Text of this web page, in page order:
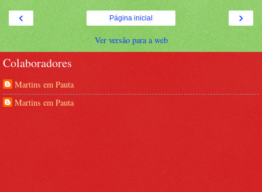
‹ ›
Página inicial
Ver versão para a web
Colaboradores
Martins em Pauta
Martins em Pauta